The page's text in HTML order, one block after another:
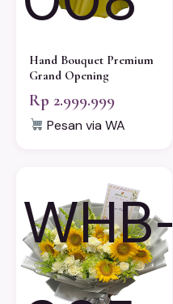
Hand Bouquet Premium
Grand Opening
Rp 2.999.999
Pesan via WA
WHB-